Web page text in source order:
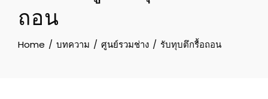
ถอน
Home บทความ ศูนย์รวมช่าง รับทุบตึกรื้อถอน